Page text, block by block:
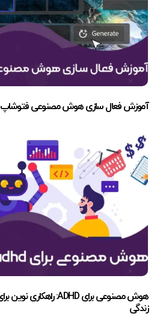
آموزش فعال سازی هوش مصنوعی فتوشاپ
هوش مصنوعی برای ADHD: راهکاری نوین برای مدیریت تمرکز و بهبود
زندگی